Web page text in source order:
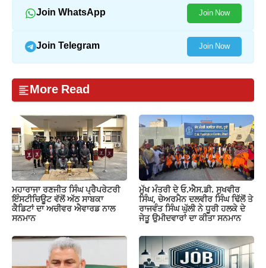
Join WhatsApp Join Now
Join Telegram Join Now
More Read
ਮਹਾਰਾਜਾ ਰਣਜੀਤ ਸਿੰਘ ਪ੍ਰੈਪਰੇਟਰੀ
ਇੰਸਟੀਚਿਊਟ ਵੱਲੋਂ ਅੱਠ ਸਾਬਕਾ
ਕੈਡਿਟਾਂ ਦਾ ਅਚੀਵਰ ਐਵਾਰਡ ਨਾਲ
ਸਨਮਾਨ
ਮੁੱਖ ਮੰਤਰੀ ਦੇ ਓ.ਐਸ.ਡੀ. ਸੁਖਵੀਰ
ਸਿੰਘ, ਚੇਅਰਮੈਨ ਦਲਵੀਰ ਸਿੰਘ ਢਿੱਲੋਂ ਤੇ
ਰਾਜਵੰਤ ਸਿੰਘ ਘੁੱਲੀ ਨੇ ਧੂਰੀ ਹਲਕੇ ਦੇ
ਜੇਤੂ ਉਮੀਦਵਾਰਾਂ ਦਾ ਕੀਤਾ ਸਨਮਾਨ